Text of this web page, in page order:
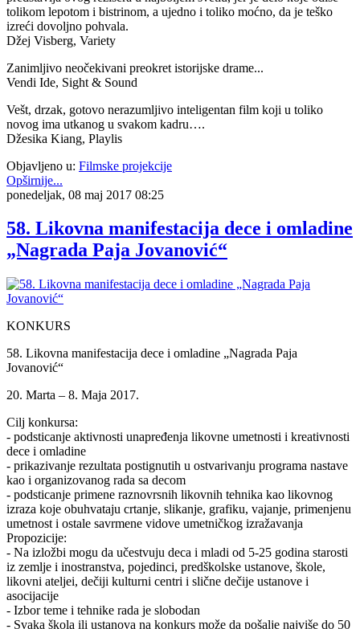
tolikom lepotom i bistrinom, a ujedno i toliko moćno, da je teško
izreći dovoljno pohvala.
Džej Visberg, Variety
Zanimljivo neočekivani preokret istorijske drame...
Vendi Ide, Sight & Sound
Vešt, drzak, gotovo nerazumljivo inteligentan film koji u toliko
novog ima utkanog u svakom kadru….
Džesika Kiang, Playlis
Objavljeno u: Filmske projekcije
Opširnije...
ponedeljak, 08 maj 2017 08:25
58. Likovna manifestacija dece i omladine
„Nagrada Paja Jovanović“
KONKURS
58. Likovna manifestacija dece i omladine „Nagrada Paja
Jovanović“
20. Marta – 8. Maja 2017.
Cilj konkursa:
- podsticanje aktivnosti unapređenja likovne umetnosti i kreativnosti
dece i omladine
- prikazivanje rezultata postignutih u ostvarivanju programa nastave
kao i organizovanog rada sa decom
- podsticanje primene raznovrsnih likovnih tehnika kao likovnog
izraza koje obuhvataju crtanje, slikanje, grafiku, vajanje, primenjenu
umetnost i ostale savrmene vidove umetničkog izražavanja
Propozicije:
- Na izložbi mogu da učestvuju deca i mladi od 5-25 godina starosti
iz zemlje i inostranstva, pojedinci, predškolske ustanove, škole,
likovni ateljei, dečiji kulturni centri i slične dečije ustanove i
asocijacije
- Izbor teme i tehnike rada je slobodan
- Svaka škola ili ustanova na konkurs može da pošalje najviše do 50